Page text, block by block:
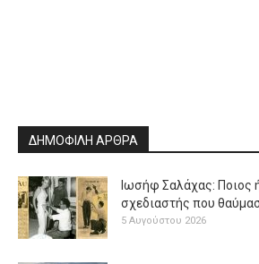
ΔΗΜΟΦΙΛΗ ΑΡΘΡΑ
Ιωσήφ Σαλάχας: Ποιος
σχεδιαστής που
5 Αυγούστου 2026